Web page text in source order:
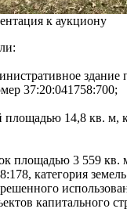
к аукциону
37:20:041758:700;
площадью 14,8 кв. м,
площадью 3 559 кв.
категория
капитального